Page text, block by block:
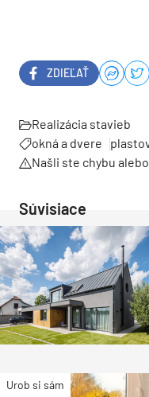
ZDIEĽAŤ
Realizácia stavieb
okná a dvere
Našli ste chybu
Súvisiace
Urob si sám